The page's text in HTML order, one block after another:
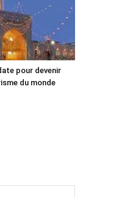
pour devenir
du monde